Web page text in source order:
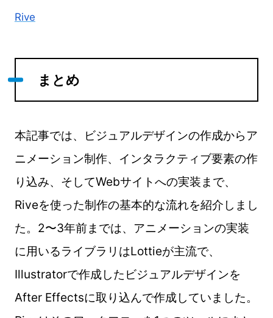
Rive
まとめ
本記事では、ビジュアルデザインの作成からア
ニメーション制作、インタラクティブ要素の作
り込み、そしてWebサイトへの実装まで、
Riveを使った制作の基本的な流れを紹介しまし
た。2〜3年前までは、アニメーションの実装
に用いるライブラリはLottieが主流で、
Illustratorで作成したビジュアルデザインを
After Effectsに取り込んで作成していました。